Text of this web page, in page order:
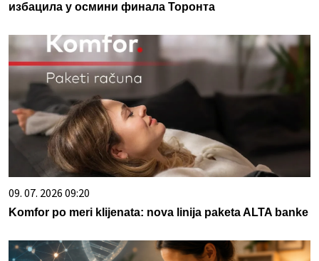
избацила у осмини финала Торонта
09. 07. 2026 09:20
Komfor po meri klijenata: nova linija paketa ALTA banke